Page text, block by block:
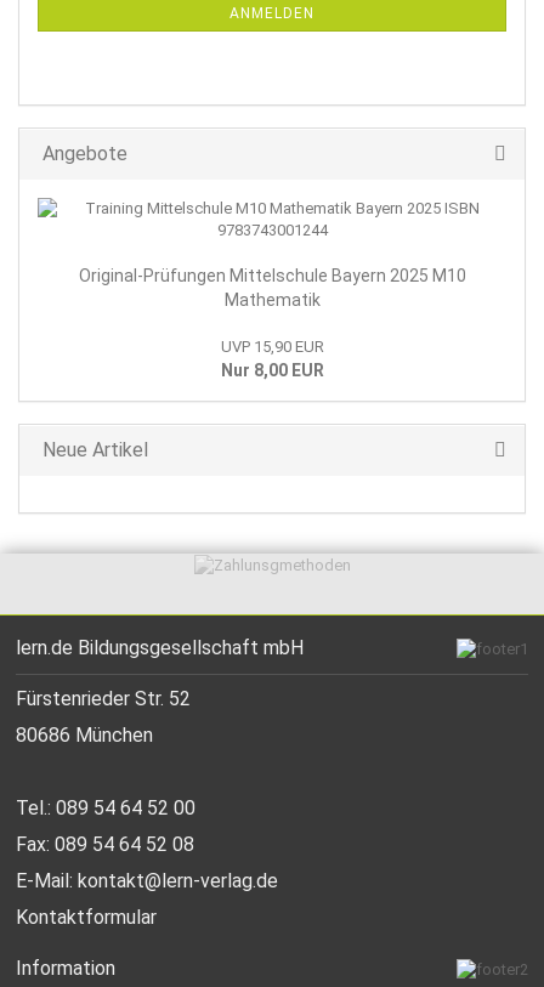
ANMELDEN
Angebote
Original-Prüfungen Mittelschule Bayern 2025 M10
Mathematik
UVP 15,90 EUR
Nur 8,00 EUR
Neue Artikel
lern.de Bildungsgesellschaft mbH
Fürstenrieder Str. 52
80686 München
Tel.: 089 54 64 52 00
Fax: 089 54 64 52 08
E-Mail:kontakt@lern-verlag.de
Kontaktformular
Information